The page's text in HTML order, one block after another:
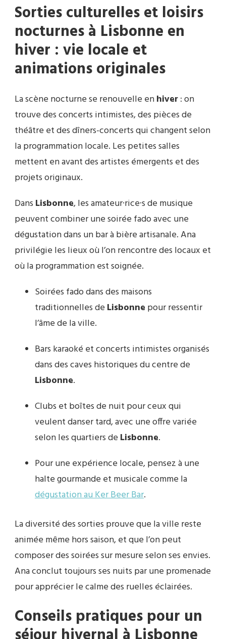
Sorties culturelles et loisirs
nocturnes à Lisbonne en
hiver : vie locale et
animations originales
La scène nocturne se renouvelle enhiver: on
trouve des concerts intimistes, des pièces de
théâtre et des dîners-concerts qui changent selon
la programmation locale. Les petites salles
mettent en avant des artistes émergents et des
projets originaux.
Dans Lisbonne, les amateur·rice·s de musique
peuvent combiner une soirée fado avec une
dégustation dans un bar à bière artisanale. Ana
privilégie les lieux où l’on rencontre des locaux et
où la programmation est soignée.
Soirées fado dans des maisons
traditionnelles de Lisbonne pour ressentir
l’âme de la ville.
Bars karaoké et concerts intimistes organisés
dans des caves historiques du centre de
Lisbonne.
Clubs et boîtes de nuit pour ceux qui
veulent danser tard, avec une offre variée
selon les quartiers de Lisbonne.
Pour une expérience locale, pensez à une
halte gourmande et musicale comme la
dégustation au Ker Beer Bar.
La diversité des sorties prouve que la ville reste
animée même hors saison, et que l’on peut
composer des soirées sur mesure selon ses envies.
Ana conclut toujours ses nuits par une promenade
pour apprécier le calme des ruelles éclairées.
Conseils pratiques pour un